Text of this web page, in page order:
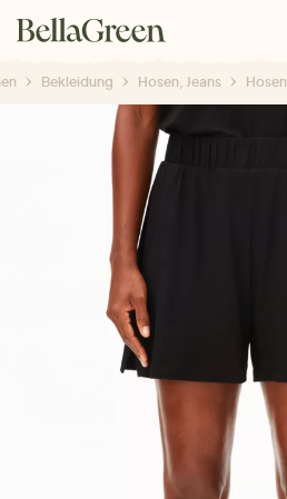
Bekleidung Hosen, Jeans Hosen